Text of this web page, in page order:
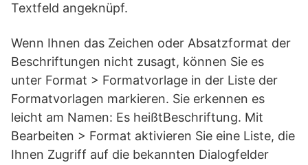
Textfeld angeknüpf.
Wenn Ihnen das Zeichen oder Absatzformat der
Beschriftungen nicht zusagt, können Sie es
unter Format > Formatvorlage in der Liste der
Formatvorlagen markieren. Sie erkennen es
leicht am Namen: Es heißtBeschriftung. Mit
Bearbeiten > Format aktivieren Sie eine Liste, die
Ihnen Zugriff auf die bekannten Dialogfelder